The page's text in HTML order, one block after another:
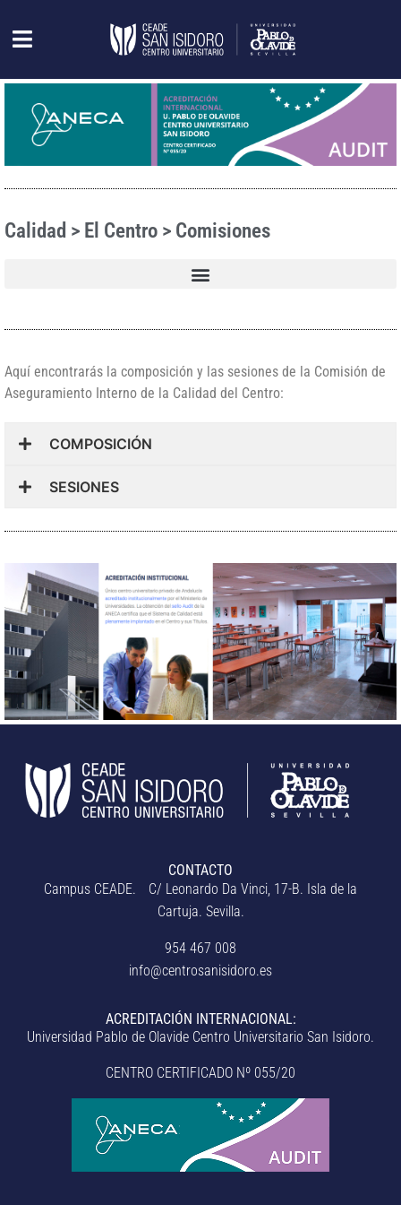
Calidad > El Centro > Comisiones
Aquí encontrarás la composición y las sesiones de la Comisión de
Aseguramiento Interno de la Calidad del Centro:
COMPOSICIÓN
SESIONES
CONTACTO
Campus CEADE. C/ Leonardo Da Vinci, 17-B. Isla de la
Cartuja. Sevilla.
954 467 008
info@centrosanisidoro.es
ACREDITACIÓN INTERNACIONAL:
Universidad Pablo de Olavide Centro Universitario San Isidoro.
CENTRO CERTIFICADO Nº 055/20